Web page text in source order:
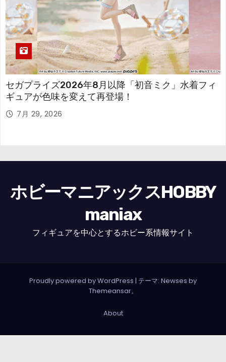
セガプライズ2026年8月以降「初音ミク」水着フィ
ギュアが色味を変えて再登場！
7月 29, 2026
ホビーマニアックスHOBBY
maniax
フィギュアを中心とするホビー系情報サイト
Proudly powered by WordPress | テーマ: Newses by
Themeansar。
About